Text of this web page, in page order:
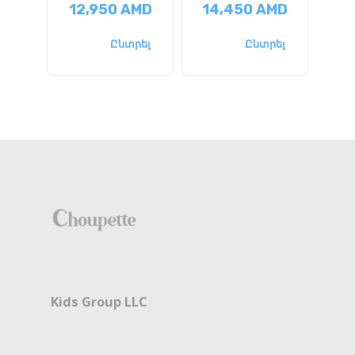
12,950AMD
Ընտրել
14,450AMD
Ընտրել
Kids Group LLC